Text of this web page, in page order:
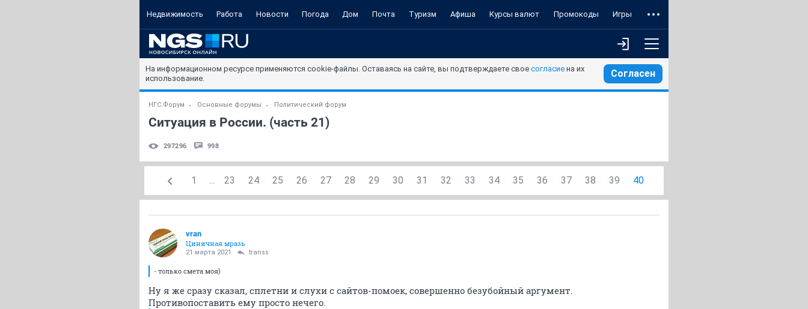
Недвижимость Работа Новости Погода Дом Почта Туризм Афиша Курсы валют Промокоды Игры
На информационном ресурсе применяются cookie-файлы. Оставаясь на сайте, вы подтверждаете свое согласие на их
использование.
Согласен
НГС.Форум Основные форумы Политический форум
Ситуация в России. (часть 21)
297296 998
1 ... 23 24 25 26 27 28 29 30 31 32 33 34 35 36 37 38 39 40
vran
Циничная мразь
21 марта 2021 transs
- только смета моя)
Ну я же сразу сказал, сплетни и слухи с сайтов-помоек, совершенно безубойный аргумент.
Противопоставить ему просто нечего.